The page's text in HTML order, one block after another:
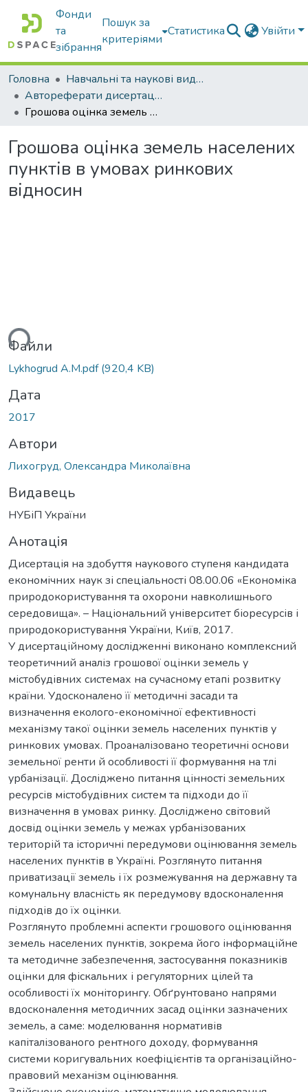
Фонди
та
зібрання
Пошук за
критеріями
Статистика Увійти
Головна
Навчальні та наукові видання
Автореферати дисертацій та дисертації
Грошова оцінка земель населених пунктів в умовах ринкових відносин
Грошова оцінка земель населених
пунктів в умовах ринкових
відносин
Файли
Lykhogrud A.M.pdf(920,4 KB)
Дата
2017
Автори
Лихогруд, Олександра Миколаївна
Видавець
НУБіП України
Анотація
Дисертація на здобуття наукового ступеня кандидата
економічних наук зі спеціальності 08.00.06 «Економіка
природокористування та охорони навколишнього
середовища». – Національний університет біоресурсів і
природокористування України, Київ, 2017.
У дисертаційному дослідженні виконано комплексний
теоретичний аналіз грошової оцінки земель у
містобудівних системах на сучасному етапі розвитку
країни. Удосконалено її методичні засади та
визначення еколого-економічної ефективності
механізму такої оцінки земель населених пунктів у
ринкових умовах. Проаналізовано теоретичні основи
земельної ренти й особливості її формування на тлі
урбанізації. Досліджено питання цінності земельних
ресурсів містобудівних систем та підходи до її
визначення в умовах ринку. Досліджено світовий
досвід оцінки земель у межах урбанізованих
територій та історичні передумови оцінювання земель
населених пунктів в Україні. Розглянуто питання
приватизації земель і їх розмежування на державну та
комунальну власність як передумову вдосконалення
підходів до їх оцінки.
Розглянуто проблемні аспекти грошового оцінювання
земель населених пунктів, зокрема його інформаційне
та методичне забезпечення, застосування показників
оцінки для фіскальних і регуляторних цілей та
особливості їх моніторингу. Обґрунтовано напрями
вдосконалення методичних засад оцінки зазначених
земель, а саме: моделювання нормативів
капіталізованого рентного доходу, формування
системи коригувальних коефіцієнтів та організаційно-
правовий механізм оцінювання.